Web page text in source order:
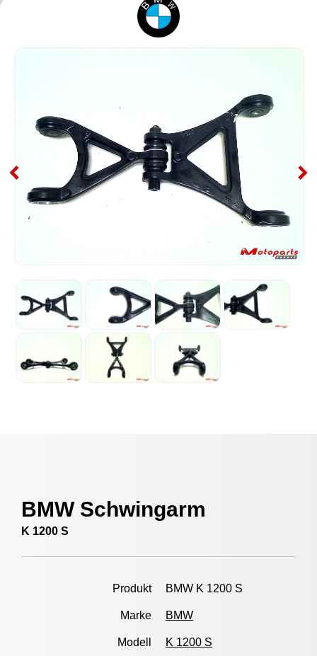
BMW Schwingarm
K 1200 S
Produkt BMW K 1200 S
Marke BMW
Modell K 1200 S